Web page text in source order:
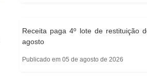
Receita paga 4º lote de restituição
agosto
Publicado em 05 de agosto de 2026